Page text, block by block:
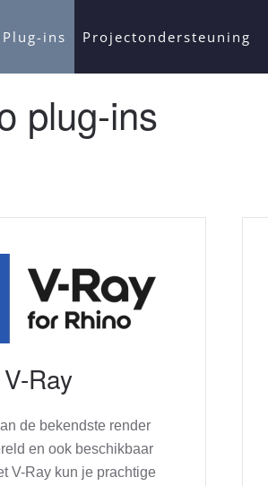
Plug-ins Projectondersteuning
plug-ins
V-Ray
de bekendste render
en ook beschikbaar
V-Ray kun je prachtige